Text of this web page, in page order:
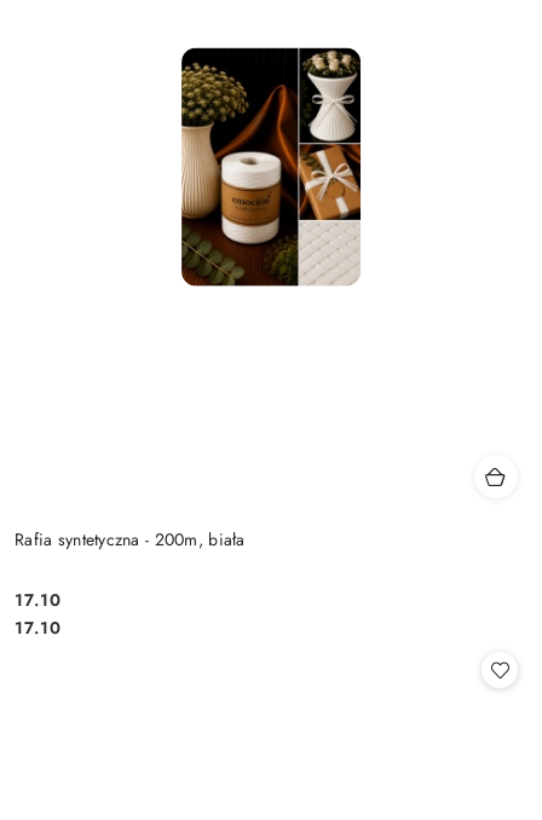
Rafia syntetyczna - 200m, biała
Cena:
17.10
Cena:
17.10